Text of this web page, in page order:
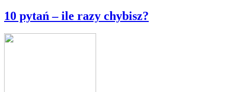
10 pytań – ile razy chybisz?